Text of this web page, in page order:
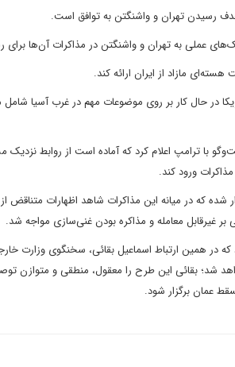
رسیدن تهران و واشنگتن به توافق است.
عملی به تهران و واشنگتن در مذاکرات آن‌ها
مازاد از ایران ارائه کند.
در حال کار بر روی موضوعات مهم در غرب آسیا شامل
ترامپ اعلام کرد که آماده است از روابط نزدیک
ورود کند.
شده که در میانه این مذاکرات شاهد اظهارات متناقض
غیرقابل معامله و مذاکره بودن غنی‌سازی مواجه شد.
در همین ارتباط اسماعیل بقائی، سخنگوی وزارت
شد؛ بقائی این طرح را معقول، منطقی و متوازن